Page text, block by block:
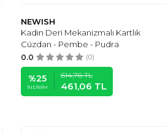
NEWISH
Kadın Deri Mekanizmalı Kartlık
Cüzdan - Pembe - Pudra
0.0 (0)
%25
İNDIRIM
614,76TL
461,06 TL